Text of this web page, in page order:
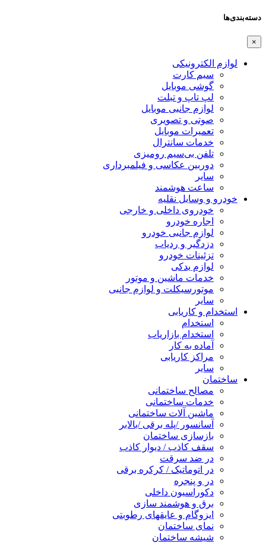
دسته‌بندی‌ها
×
لوازم الکترونیکی
سیم کارت
گوشی موبایل
لپ تاپ و تبلت
لوازم جانبی موبایل
صوتی و تصویری
تعمیرات موبایل
خدمات سانترال
تلفن بی‌سیم رومیزی
دوربین عکاسی و فیلمبرداری
سایر
ساعت هوشمند
خودرو و وسایل نقلیه
خودروی داخلی و خارجی
اجاره خودرو
لوازم جانبی خودرو
دزدگیر و ردیاب
تزئینات خودرو
لوازم یدکی
خدمات ماشین و موتور
موتورسیکلت و لوازم جانبی
سایر
استخدام و کاریابی
استخدام
استخدام بازاریاب
آماده به کار
مراکز کاریابی
سایر
ساختمان
مصالح ساختمانی
خدمات ساختمانی
ماشین آلات ساختمانی
آسانسور /پله برقی /بالابر
بازسازی ساختمان
سقف کاذب / دیوار کاذب
در ضد سرقت
در اتوماتیک / کرکره برقی
در و پنجره
دکوراسیون داخلی
برق و هوشمند سازی
ایزوگام و عایقهای رطوبتی
نمای ساختمان
شیشه ساختمان